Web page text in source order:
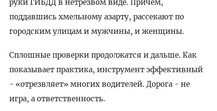
руки ГИБДД в нетрезвом виде. Причем,
поддавшись хмельному азарту, рассекают по
городским улицам и мужчины, и женщины.
Сплошные проверки продолжатся и дальше. Как
показывает практика, инструмент эффективный
- «отрезвляет» многих водителей. Дорога - не
игра, а ответственность.